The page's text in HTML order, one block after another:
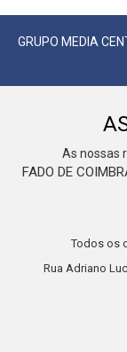
GRUPO MEDIA
As nossas
FADO DE
Todos os
Rua Adriano